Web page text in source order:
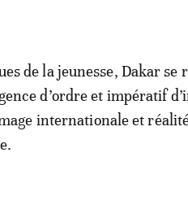
de la jeunesse, Dakar se
d’ordre et impératif
internationale et